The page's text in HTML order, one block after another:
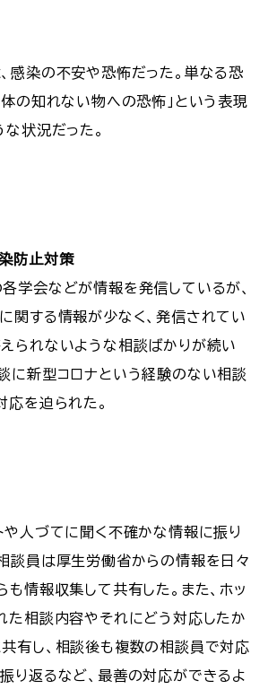
感染の不安や恐怖だった。単なる恐
体の知れない物への恐怖」という表現
な状況だった。
防止対策
学会などが情報を発信しているが、
関する情報が少なく、発信されてい
られないような相談ばかりが続い
に新型コロナという経験のない相談
応を迫られた。
や人づてに聞く不確かな情報に振り
談員は厚生労働省からの情報を日々
も情報収集して共有した。また、ホッ
た相談内容やそれにどう対応したか
有し、相談後も複数の相談員で対応
り返るなど、最善の対応ができるよ